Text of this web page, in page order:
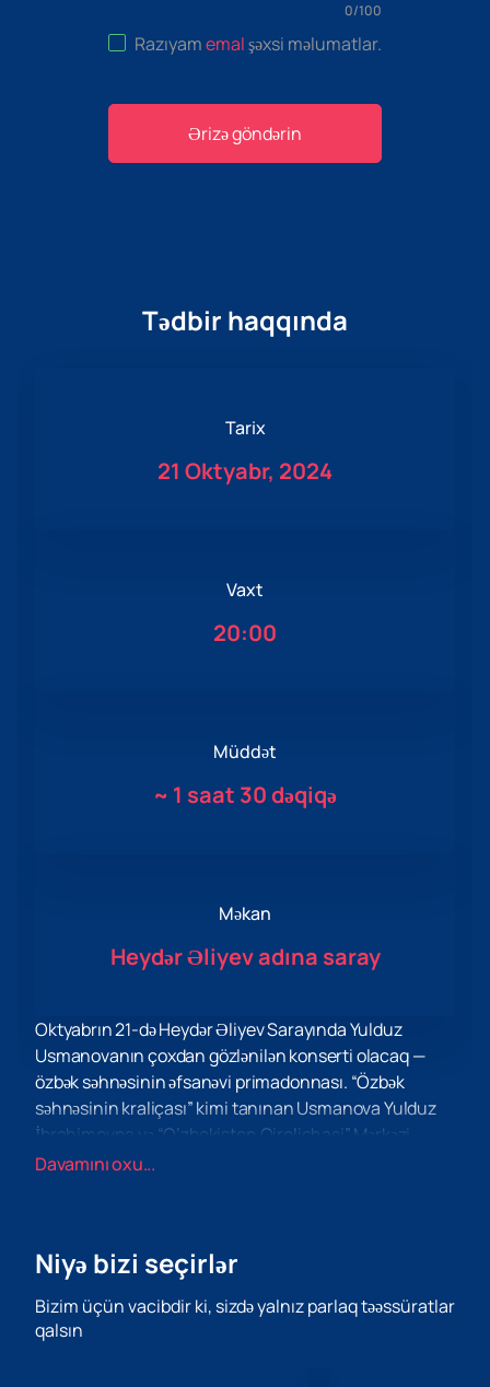
0/100
Razıyamemalşəxsi məlumatlar.
Ərizə göndərin
Tədbir haqqında
Tarix
21 Oktyabr, 2024
Vaxt
20:00
Müddət
~ 1 saat 30 dəqiqə
Məkan
Heydər Əliyev adına saray
Oktyabrın 21-də Heydər Əliyev Sarayında Yulduz
Usmanovanın çoxdan gözlənilən konserti olacaq —
özbək səhnəsinin əfsanəvi primadonnası. “Özbək
səhnəsinin kraliçası” kimi tanınan Usmanova Yulduz
İbrahimovna və “O’zbekiston Qirolichasi” Mərkəzi
Asiyanın musiqi sənayesinin ən görkəmli və nüfuzlu
Tacikistanın xalq artisti, həmçinin Türkmənistanın
Heydər Əliyev Sarayındakı konsert onun
yaradıcılığının bütün pərəstişkarları üçün unudulmaz
Davamını oxu...
Niyə bizi seçirlər
Bizim üçün vacibdir ki, sizdə yalnız parlaq təəssüratlar
qalsın